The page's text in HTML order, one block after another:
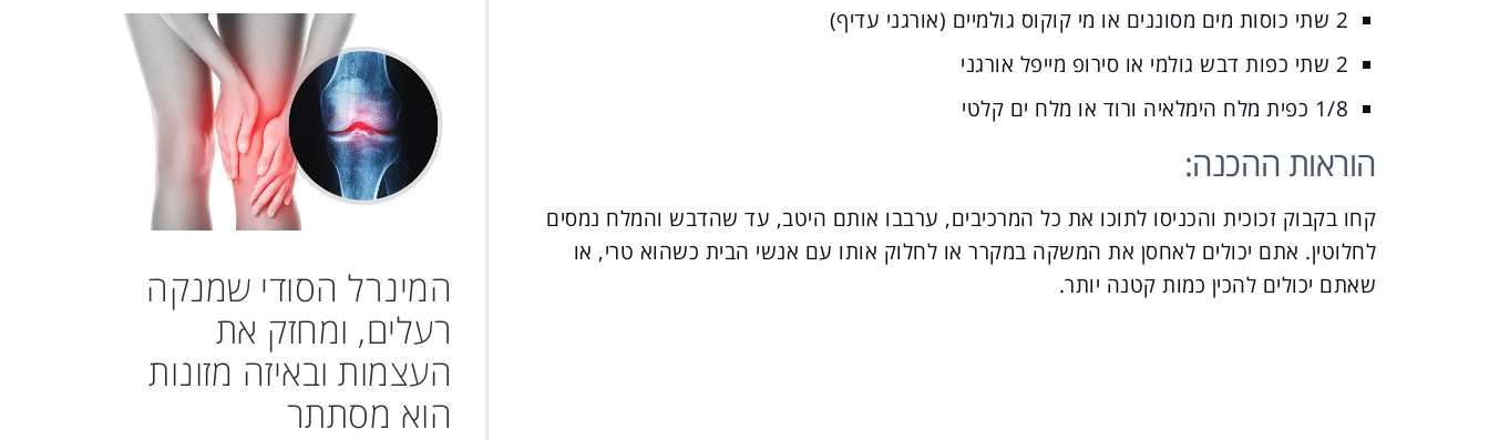
2 שתי כוסות מים מסוננים או מי קוקוס גולמיים (אורגני עדיף)
2 שתי כפות דבש גולמי או סירופ מייפל אורגני
1/8 כפית מלח הימלאיה ורוד או מלח ים קלטי
הוראות ההכנה:
קחו בקבוק זכוכית והכניסו לתוכו את כל המרכיבים, ערבבו אותם היטב, עד שהדבש והמלח נמסים
לחלוטין. אתם יכולים לאחסן את המשקה במקרר או לחלוק אותו עם אנשי הבית כשהוא טרי, או
שאתם יכולים להכין כמות קטנה יותר.
המינרל הסודי שמנקה
רעלים, ומחזק את
העצמות ובאיזה מזונות
הוא מסתתר